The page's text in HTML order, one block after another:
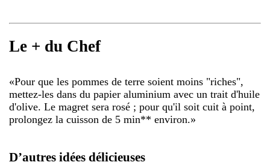
Le + du Chef
«Pour que les pommes de terre soient moins "riches",
mettez-les dans du papier aluminium avec un trait d'huile
d'olive. Le magret sera rosé ; pour qu'il soit cuit à point,
prolongez la cuisson de 5 min** environ.»
D’autres idées délicieuses